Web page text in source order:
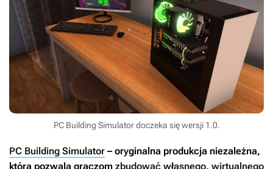
PC Building Simulator doczeka się wersji 1.0.
PC Building Simulator – oryginalna produkcja niezależna,
która pozwala graczom zbudować własnego, wirtualnego